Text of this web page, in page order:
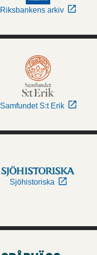
Riksbankens arkiv
Samfundet S:t Erik
Sjöhistoriska